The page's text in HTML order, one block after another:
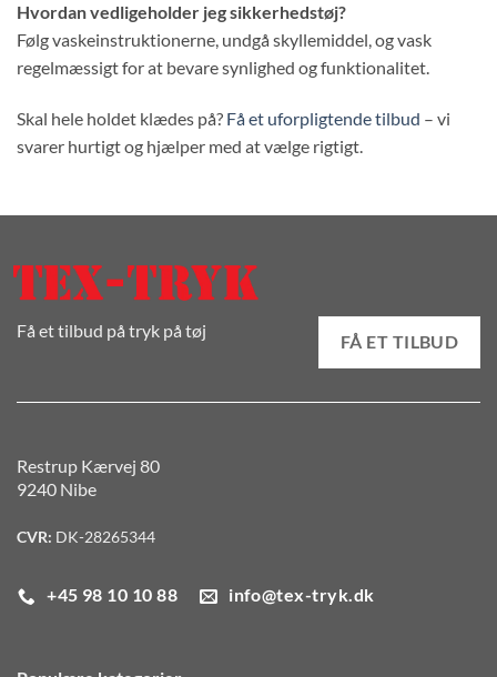
Hvordan vedligeholder jeg sikkerhedstøj?
Følg vaskeinstruktionerne, undgå skyllemiddel, og vask
regelmæssigt for at bevare synlighed og funktionalitet.
Skal hele holdet klædes på? Få et uforpligtende tilbud – vi
svarer hurtigt og hjælper med at vælge rigtigt.
Få et tilbud på tryk på tøj
FÅ ET TILBUD
Restrup Kærvej 80
9240 Nibe
CVR: DK-28265344
+45 98 10 10 88 info@tex-tryk.dk